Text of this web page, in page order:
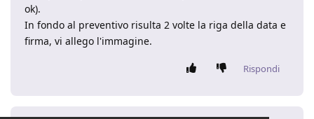
ok).
In fondo al preventivo risulta 2 volte la riga della data e
firma, vi allego l'immagine.
Rispondi